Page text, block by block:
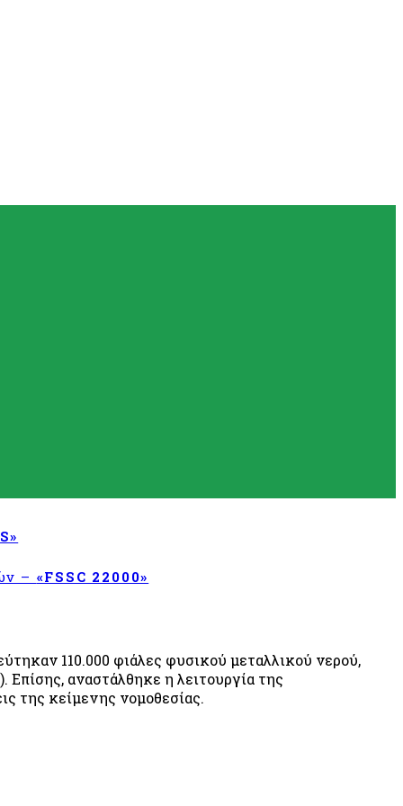
– «FSSC 22000»
110.000 φιάλες φυσικού μεταλλικού νερού,
αναστάλθηκε η λειτουργία της
της κείμενης νομοθεσίας.